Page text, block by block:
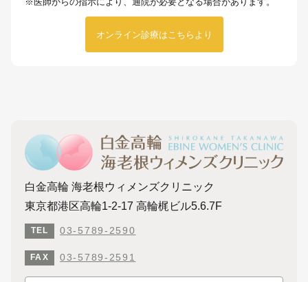
オンライン診療はこちらより
白金高輪 海老根ウィメンズクリニック
東京都港区高輪1-2-17 高輪梶ビル5.6.7F
TEL 03-5789-2590
FAX 03-5789-2591